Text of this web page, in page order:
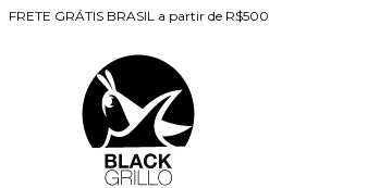
FRETE GRÁTIS BRASIL a partir de R$500